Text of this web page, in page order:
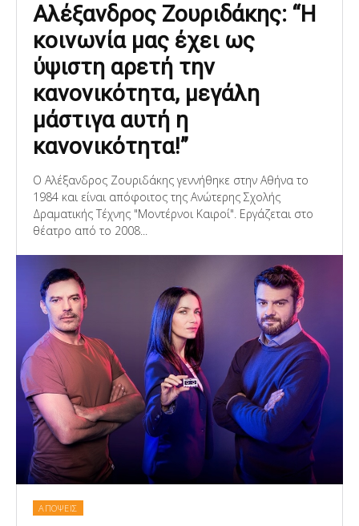
Αλέξανδρος Ζουριδάκης: “H
κοινωνία μας έχει ως
ύψιστη αρετή την
κανονικότητα, μεγάλη
μάστιγα αυτή η
κανονικότητα!”
Ο Αλέξανδρος Ζουριδάκης γεννήθηκε στην Αθήνα το
1984 και είναι απόφοιτος της Ανώτερης Σχολής
Δραματικής Τέχνης "Μοντέρνοι Καιροί". Εργάζεται στο
θέατρο από το 2008...
ΑΠΟΨΕΙΣ